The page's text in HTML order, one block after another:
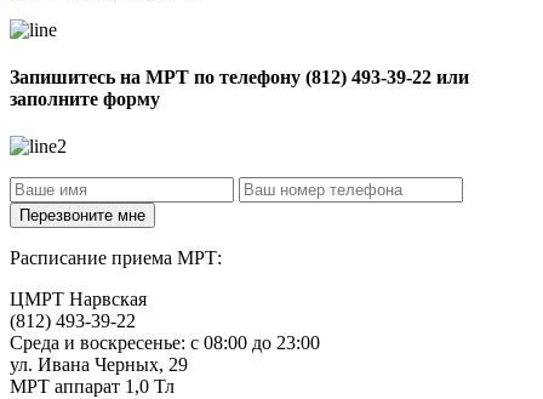
Запишитесь на МРТ по телефону (812) 493-39-22 или
заполните форму
Расписание приема МРТ:
ЦМРТ Нарвская
(812) 493-39-22
Среда и воскресенье: с 08:00 до 23:00
ул. Ивана Черных, 29
МРТ аппарат 1,0 Тл